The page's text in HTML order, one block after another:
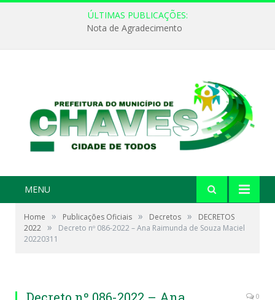
ÚLTIMAS PUBLICAÇÕES:
Nota de Agradecimento
MENU
Home » Publicações Oficiais » Decretos »
DECRETOS
2022 »
Decreto nº 086-2022 – Ana Raimunda de Souza Maciel
20220311
0